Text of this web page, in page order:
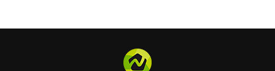
idee, freschezza e metodologia lavorativa,
potrebbe rappresentare la scelta ideale per il
Milan.